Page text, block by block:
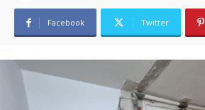
Facebook Twitter